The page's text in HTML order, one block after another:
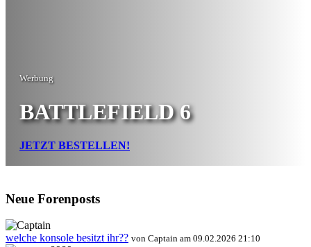
Werbung
BATTLEFIELD 6
JETZT BESTELLEN!
Neue Forenposts
welche konsole besitzt ihr?? von Captain am 09.02.2026 21:10